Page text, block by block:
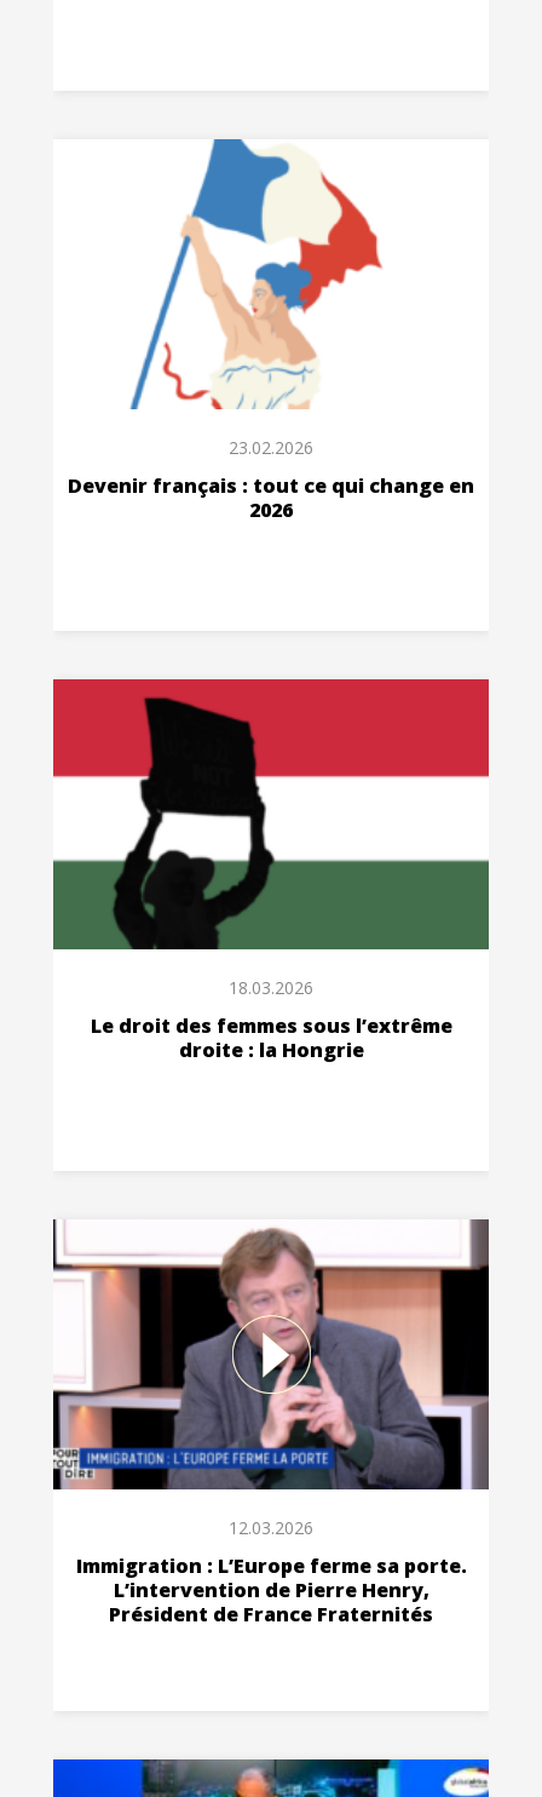
23.02.2026
Devenir français : tout ce qui change en
2026
18.03.2026
Le droit des femmes sous l’extrême
droite : la Hongrie
12.03.2026
Immigration : L’Europe ferme sa porte.
L’intervention de Pierre Henry,
Président de France Fraternités